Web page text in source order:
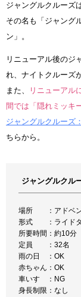
ジャングルクルーズ
その名も「ジャング
ン」。
リニューアル後のジ
れ、ナイトクルーズ
また、
リニューアル
間では「隠れミッキ
ジャングルクルーズ
ちらから。
ジャングルクル
場所 ：アドベン
形式 ：ライドタ
所要時間：約10分
定員 ：32名
雨の日 ：OK
赤ちゃん：OK
車いす ：NG
身長制限：なし